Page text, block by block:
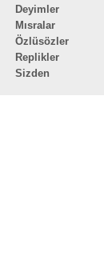
Deyimler
Mısralar
Özlüsözler
Replikler
Sizden